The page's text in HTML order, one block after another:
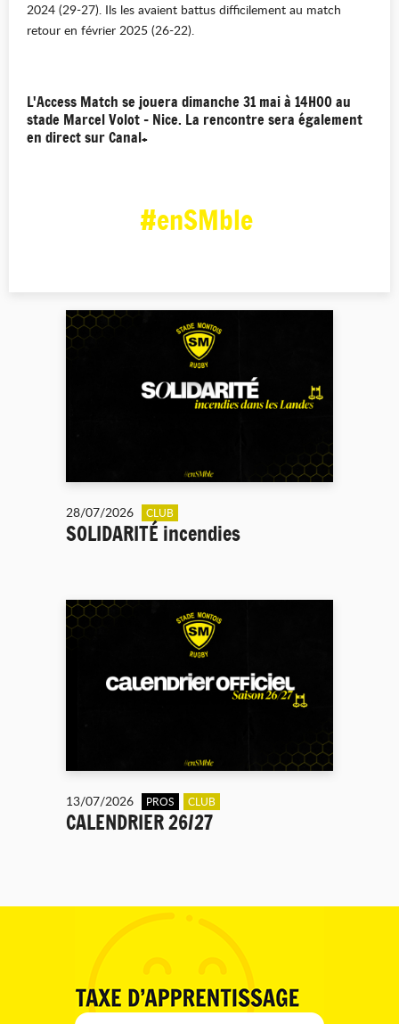
2024 (29-27). Ils les avaient battus difficilement au match
retour en février 2025 (26-22).
L'Access Match se jouera dimanche 31 mai à 14H00 au
stade Marcel Volot - Nice. La rencontre sera également
en direct sur Canal+
#enSMble
28/07/2026 CLUB
SOLIDARITÉ incendies
13/07/2026 PROS CLUB
CALENDRIER 26/27